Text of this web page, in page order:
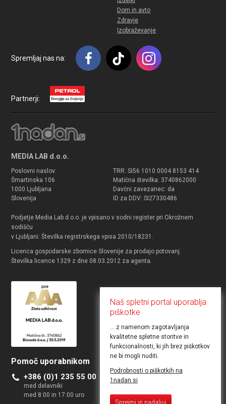
Dom in avto
Zdravje
Izobraževanje
Spremljaj nas na:
Partnerji:
MEDIA LAB d.o.o.
Poslovni naslov:
Šmartinska 106
1000 Ljubljana
Slovenija
TRR: SI56 1010 0004 8153 414
Matična številka: 3740862000
Davčni zavezanec: da
ID za DDV: SI27330486
Podjetje Media Lab d.o.o. je vpisano v sodni register pri Okrožnem
sodišču
v Ljubljani: Številka registrskega vpisa 2010/18231.
Licenca gospodarske zbornice Slovenije za prodajo potovanj.
Številka licence 1329 z dne 08.03.2012 za agenta.
Pomoč uporabnikom
+386 (0)1 235 55 00
med delavniki
med 8:00 in 17:00 uro
Želite objaviti ponudbo
Kontakt za poslovne uporabnike
Naš spletni portal uporablja
piškotke
... z namenom zagotavljanja
kvalitetne spletne storitve in
funkcionalnosti, ki jih brez piškotkov
ne bi mogli nuditi.
Podrobnosti o piškotkih na
1nadan.si